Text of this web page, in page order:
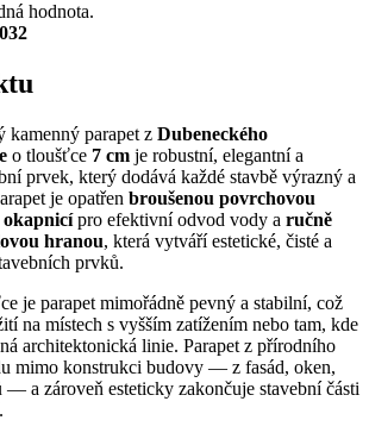
hodnota.
kamenný parapet z Dubeneckého
o tloušťce 7 cm je robustní, elegantní a
prvek, který dodává každé stavbě výrazný a
je opatřen broušenou povrchovou
okapnicípro efektivní odvod vody a ručně
hranou, která vytváří estetické, čisté a
prvků.
je parapet mimořádně pevný a stabilní, což
na místech s vyšším zatížením nebo tam, kde
architektonická linie. Parapet z přírodního
mimo konstrukci budovy — z fasád, oken,
— a zároveň esteticky zakončuje stavební části